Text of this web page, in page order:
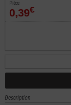
Pièce
0,39€
Description